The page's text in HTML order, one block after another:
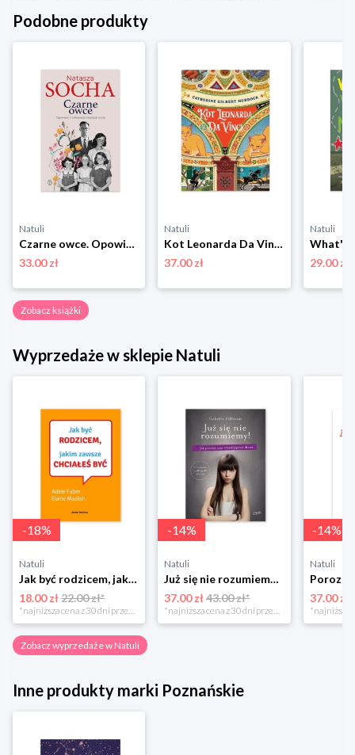
Podobne produkty
Natuli
Czarne owce. Opowieść o kobietach wiernych sobie Wydawnictwo literackie
33.00 zł
Natuli
Kot Leonarda Da Vinci Totamto
37.00 zł
Natuli
29.00 zł
Zobacz książki
Wyprzedaże w sklepie Natuli
-18%
Natuli
Jak być rodzicem, jakim zawsze chciałeś być Media rodzina
18.00 zł22.00 zł*
-14%
Natuli
Już się nie rozumiemy! Jak przeżyć czas trzaskających drzwi Esprit
37.00 zł 43.00 zł*
-14%
Natuli
37.00 zł
Zobacz wyprzedaże w Natuli
Inne produkty marki Poznańskie